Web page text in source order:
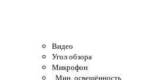
Видео
Угол обзора
Микрофон
Мин. освещённость